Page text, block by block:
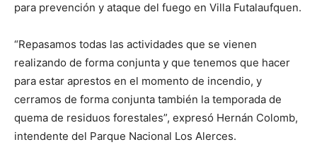
para prevención y ataque del fuego en Villa Futalaufquen.
“Repasamos todas las actividades que se vienen
realizando de forma conjunta y que tenemos que hacer
para estar aprestos en el momento de incendio, y
cerramos de forma conjunta también la temporada de
quema de residuos forestales”, expresó Hernán Colomb,
intendente del Parque Nacional Los Alerces.